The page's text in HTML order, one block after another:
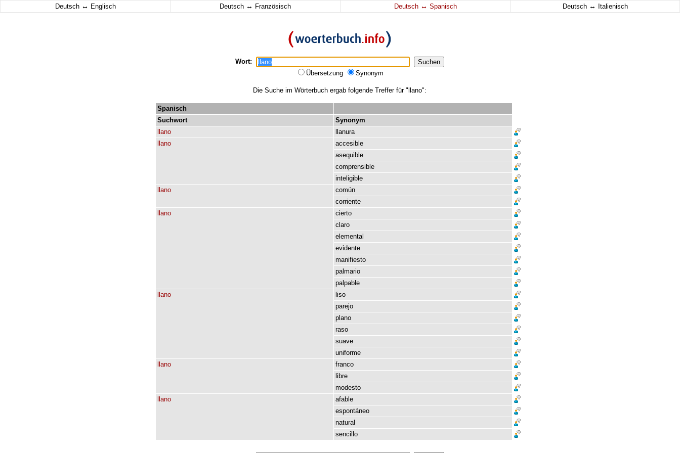
Deutsch ↔ Englisch Deutsch ↔ Französisch Deutsch ↔ Spanisch Deutsch ↔ Italienisch
Wort:
Übersetzung
Synonym
Die Suche im Wörterbuch ergab folgende Treffer für "llano":
Spanisch
Suchwort
Synonym
llano
llanura
llano
accesible
asequible
comprensible
inteligible
llano
común
corriente
llano
cierto
claro
elemental
evidente
manifiesto
palmario
palpable
llano
liso
parejo
plano
raso
suave
uniforme
llano
franco
libre
modesto
llano
afable
espontáneo
natural
sencillo